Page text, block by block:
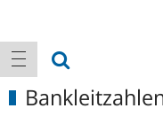
Hauptnavigation
Navigation